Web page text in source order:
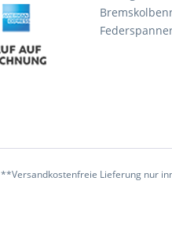
Lieferung nur